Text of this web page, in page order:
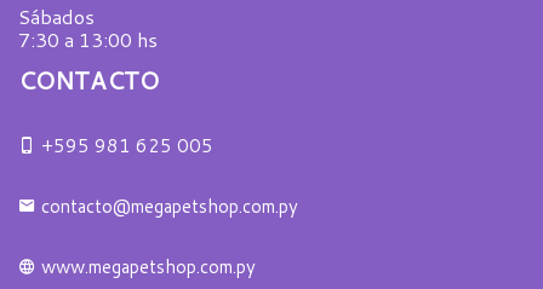
Sábados
7:30 a 13:00 hs
CONTACTO
+595 981 625 005
contacto@megapetshop.com.py
www.megapetshop.com.py